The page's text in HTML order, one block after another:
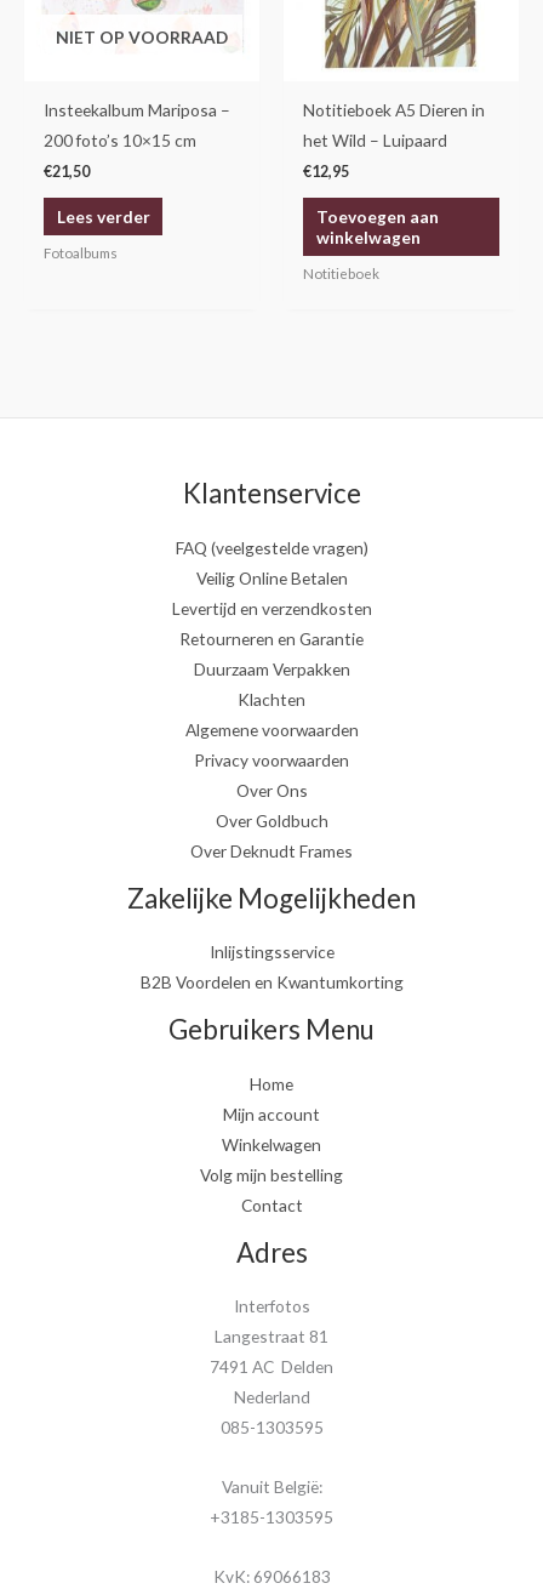
NIET OP VOORRAAD
Insteekalbum Mariposa –
200 foto’s 10×15 cm
€21,50
Lees verder
Fotoalbums
Notitieboek A5 Dieren in
het Wild – Luipaard
€12,95
Toevoegen aan
winkelwagen
Notitieboek
Klantenservice
FAQ (veelgestelde vragen)
Veilig Online Betalen
Levertijd en verzendkosten
Retourneren en Garantie
Duurzaam Verpakken
Klachten
Algemene voorwaarden
Privacy voorwaarden
Over Ons
Over Goldbuch
Over Deknudt Frames
Zakelijke Mogelijkheden
Inlijstingsservice
B2B Voordelen en Kwantumkorting
Gebruikers Menu
Home
Mijn account
Winkelwagen
Volg mijn bestelling
Contact
Adres
Interfotos
Langestraat 81
7491 AC Delden
Nederland
085-1303595
Vanuit België:
+3185-1303595
KvK: 69066183